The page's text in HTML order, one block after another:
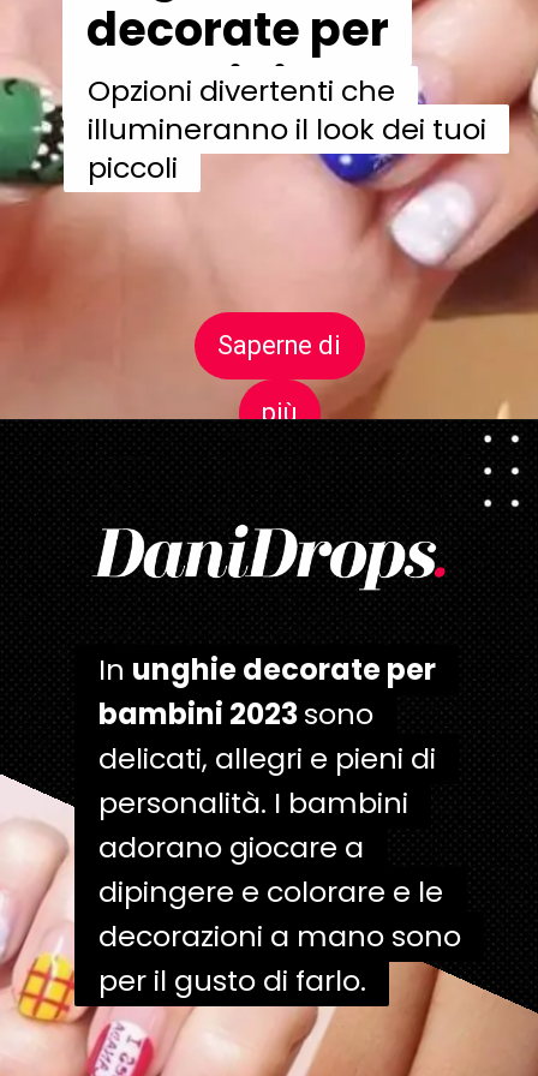
decorate per
bambini
decorate per
bambini
Saperne di
più
Saperne di
più
Opzioni divertenti che
illumineranno il look dei tuoi
piccoli
Opzioni divertenti che
illumineranno il look dei tuoi
piccoli
In unghie decorate per
bambini 2023 sono
delicati, allegri e pieni di
personalità. I bambini
adorano giocare a
dipingere e colorare e le
decorazioni a mano sono
per il gusto di farlo.
In unghie decorate per
bambini 2023 sono
delicati, allegri e pieni di
personalità. I bambini
adorano giocare a
dipingere e colorare e le
decorazioni a mano sono
per il gusto di farlo.